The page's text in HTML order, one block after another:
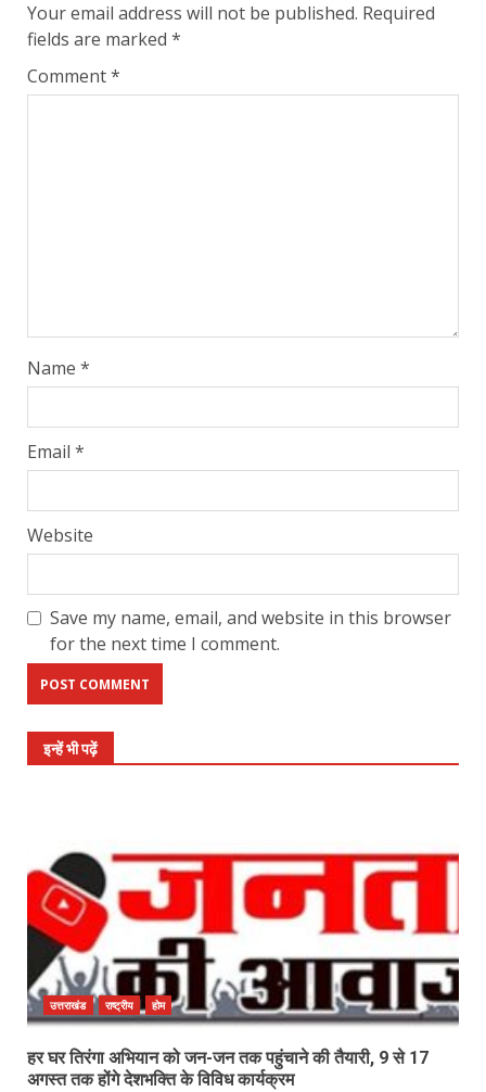
Your email address will not be published. Required
fields are marked *
Comment*
Name *
Email *
Website
Save my name, email, and website in this browser
for the next time I comment.
इन्हें भी पढ़ें
उत्तराखंड राष्ट्रीय होम
हर घर तिरंगा अभियान को जन-जन तक पहुंचाने की तैयारी, 9 से 17
अगस्त तक होंगे देशभक्ति के विविध कार्यक्रम